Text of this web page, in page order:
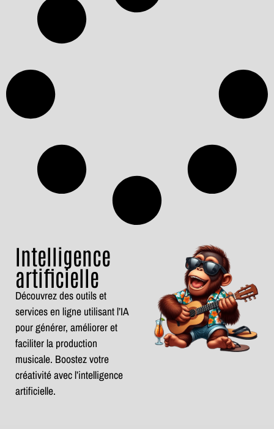
Intelligence
artificielle
Découvrez des outils et
services en ligne utilisant l’IA
pour générer, améliorer et
faciliter la production
musicale. Boostez votre
créativité avec l’intelligence
artificielle.